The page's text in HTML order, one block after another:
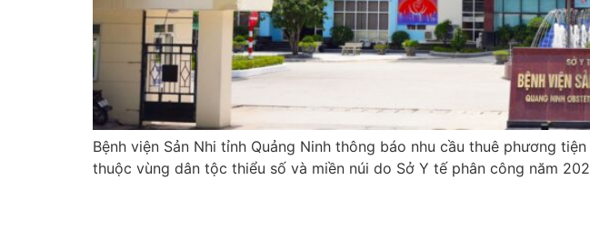
Bệnh viện Sản Nhi tỉnh Quảng Ninh thông báo nhu cầu thuê phương
thuộc vùng dân tộc thiểu số và miền núi do Sở Y tế phân công năm